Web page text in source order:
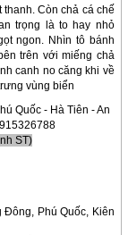
Còn chả cá chế
trọng là to hay nhỏ
ngon. Nhìn tô bánh
trên với miếng chả
canh no căng khi về
vùng biển
ST)
Phú Quốc, Kiên